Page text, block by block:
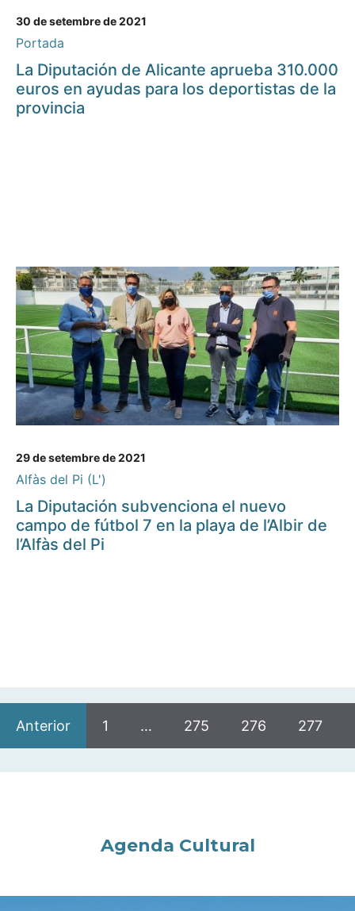
30 de setembre de 2021
Portada
La Diputación de Alicante aprueba 310.000
euros en ayudas para los deportistas de la
provincia
29 de setembre de 2021
Alfàs del Pi (L')
La Diputación subvenciona el nuevo
campo de fútbol 7 en la playa de l’Albir de
l’Alfàs del Pi
Anterior 1 … 275 276 277
Agenda Cultural